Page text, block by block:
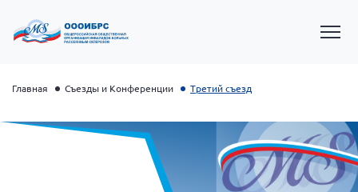
Главная Съезды и Конференции Третий съезд